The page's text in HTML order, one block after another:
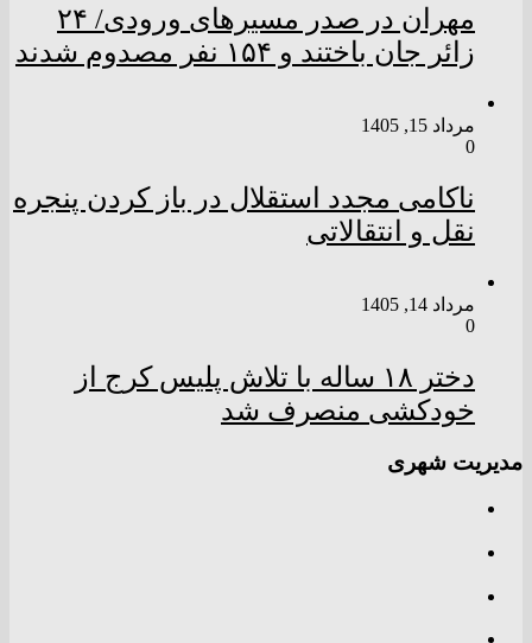
مهران در صدر مسیر‌های ورودی/ ۲۴
زائر جان باختند و ۱۵۴ نفر مصدوم شدند
مرداد 15, 1405
0
ناکامی مجدد استقلال در باز کردن پنجره
نقل و انتقالاتی
مرداد 14, 1405
0
دختر ‌۱۸‌ ‌ساله‌ با تلاش پلیس کرج از
خودکشی منصرف شد
مدیریت شهری